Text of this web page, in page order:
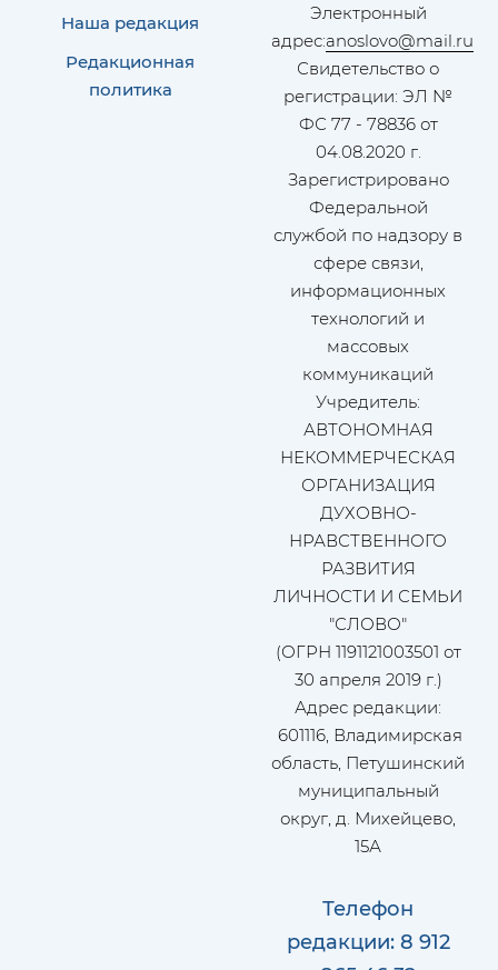
Наша редакция
Редакционная
политика
Электронный
адрес:anoslovo@mail.ru
Свидетельство о
регистрации: ЭЛ №
ФС 77 - 78836 от
04.08.2020 г.
Зарегистрировано
Федеральной
службой по надзору в
сфере связи,
информационных
технологий и
массовых
коммуникаций
Учредитель:
АВТОНОМНАЯ
НЕКОММЕРЧЕСКАЯ
ОРГАНИЗАЦИЯ
ДУХОВНО-
НРАВСТВЕННОГО
РАЗВИТИЯ
ЛИЧНОСТИ И СЕМЬИ
"СЛОВО"
(ОГРН 1191121003501 от
30 апреля 2019 г.)
Адрес редакции:
601116, Владимирская
область, Петушинский
муниципальный
округ, д. Михейцево,
15А
Телефон
редакции: 8 912